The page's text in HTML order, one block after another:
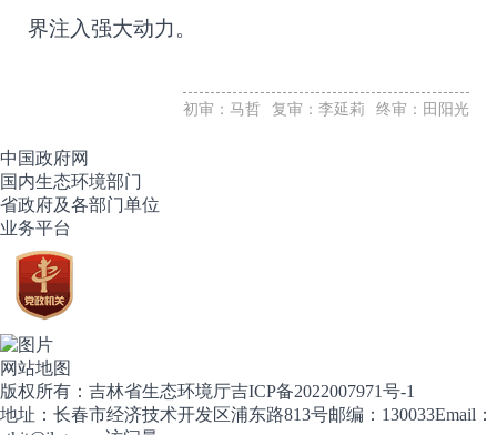
界注入强大动力。
初审：马哲 复审：李延莉 终审：田阳光
中国政府网
国内生态环境部门
省政府及各部门单位
业务平台
网站地图
版权所有：吉林省生态环境厅吉ICP备2022007971号-1
地址：长春市经济技术开发区浦东路813号邮编：130033Email：